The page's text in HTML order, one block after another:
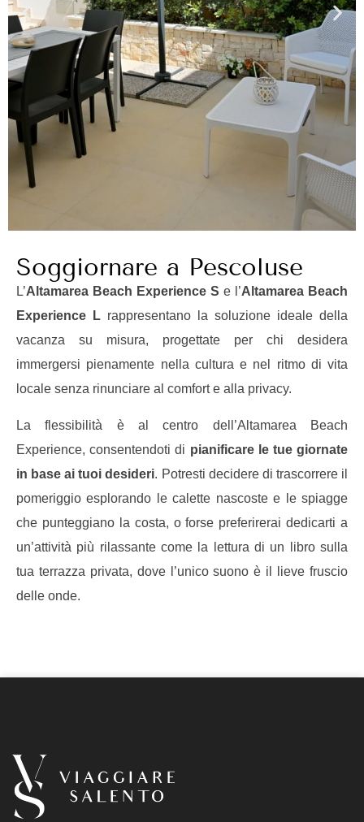
Soggiornare a Pescoluse
L’Altamarea Beach Experience S e l’Altamarea Beach
Experience L rappresentano la soluzione ideale della
vacanza su misura, progettate per chi desidera
immergersi pienamente nella cultura e nel ritmo di vita
locale senza rinunciare al comfort e alla privacy.
La flessibilità è al centro dell’Altamarea Beach
Experience, consentendoti di pianificare le tue giornate
in base ai tuoi desideri. Potresti decidere di trascorrere il
pomeriggio esplorando le calette nascoste e le spiagge
che punteggiano la costa, o forse preferirerai dedicarti a
un’attività più rilassante come la lettura di un libro sulla
tua terrazza privata, dove l’unico suono è il lieve fruscio
delle onde.